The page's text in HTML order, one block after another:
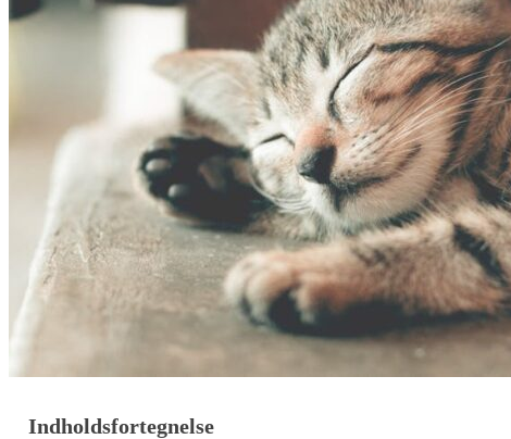
Indholdsfortegnelse